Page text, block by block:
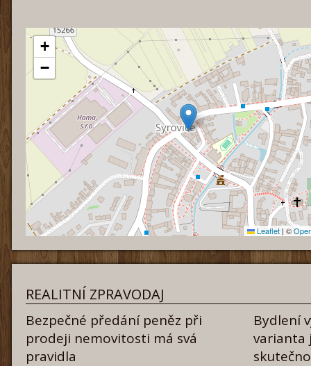
+
−
Leaflet | ©
REALITNÍ ZPRAVODAJ
Bezpečné předání peněz při
prodeji nemovitosti má svá
pravidla
Bydlení
varianta